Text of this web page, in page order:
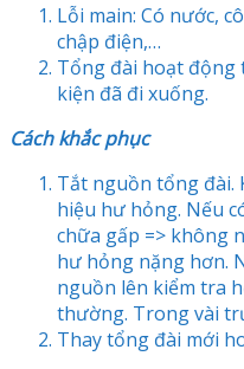
Lỗi main: Có nước,
chập điện,…
Tổng đài hoạt động
kiện đã đi xuống.
Cách khắc phục
Tắt nguồn tổng đài.
hiệu hư hỏng. Nếu
chữa gấp => không
hư hỏng nặng hơn.
nguồn lên kiểm tra
thường. Trong vài
Thay tổng đài mới